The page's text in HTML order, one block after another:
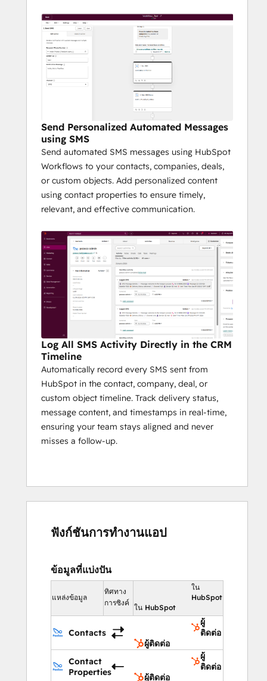
Message activity and delivery status
are logged automatically on the
HubSpot timeline, keeping teams
aligned and informed.
Workflow-Driven
Messaging Automation ⚙️
Automate personalized messages using
HubSpot Workflows based on key business
events:
Instant responses to form
submissions
Notifications for deal stage changes
or invoices
Appointment confirmations and
reminder messages
Common Use Cases
Sales
– Timely follow-ups and lead
engagement
Customer Success – Important
notifications and updates
Operations – Billing and shipping
alerts
Marketing – Event reminders and
targeted promotions
Why Teams Choose
PaaSoo
Personalized messaging using
HubSpot properties
countries
curve
Requirements
account
HubSpot subscription
(all tiers
supported; Workflows require
If you want it slightly more marketing-
Send Personalized Automated Messages
using SMS
Send automated SMS messages using HubSpot
Workflows to your contacts, companies, deals,
or custom objects. Add personalized content
using contact properties to ensure timely,
relevant, and effective communication.
Log All SMS Activity Directly in the CRM
Timeline
Automatically record every SMS sent from
HubSpot in the contact, company, deal, or
custom object timeline. Track delivery status,
message content, and timestamps in real-time,
ensuring your team stays aligned and never
misses a follow-up.
ฟังก์ชันการทำงานแอป
ข้อมูลที่แบ่งปัน
แหล่งข้อมูล
ทิศทาง
การซิงค์
ใน
HubSpot
ใน HubSpot
Contacts
ผู้
ติดต่อ
ผู้ติดต่อ
Contact
Properties
ผู้
ติดต่อ
ผู้ติดต่อ